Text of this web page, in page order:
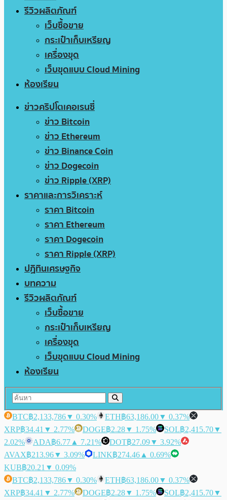
รีวิวผลิตภัณฑ์
เว็บซื้อขาย
กระเป๋าเก็บเหรียญ
เครื่องขุด
เว็บขุดแบบ Cloud Mining
ห้องเรียน
ข่าวคริปโตเคอเรนซี่
ข่าว Bitcoin
ข่าว Ethereum
ข่าว Binance Coin
ข่าว Dogecoin
ข่าว Ripple (XRP)
ราคาและการวิเคราะห์
ราคา Bitcoin
ราคา Ethereum
ราคา Dogecoin
ราคา Ripple (XRP)
ปฏิทินเศรษฐกิจ
บทความ
รีวิวผลิตภัณฑ์
เว็บซื้อขาย
กระเป๋าเก็บเหรียญ
เครื่องขุด
เว็บขุดแบบ Cloud Mining
ห้องเรียน
BTC฿2,133,786▼ 0.30% ETH฿63,186.00▼ 0.37%
XRP฿34.41 ▼ 2.77% DOGE฿2.28▼ 1.75% SOL฿2,415.70▼
2.02%
ADA฿6.77 ▲ 7.21% DOT฿27.09▼ 3.92%
AVAX฿213.96▼ 3.09% LINK฿274.46 ▲ 0.69%
KUB฿20.21 ▼ 0.09%
BTC฿2,133,786▼ 0.30% ETH฿63,186.00▼ 0.37%
XRP฿34.41 ▼ 2.77% DOGE฿2.28▼ 1.75% SOL฿2,415.70▼